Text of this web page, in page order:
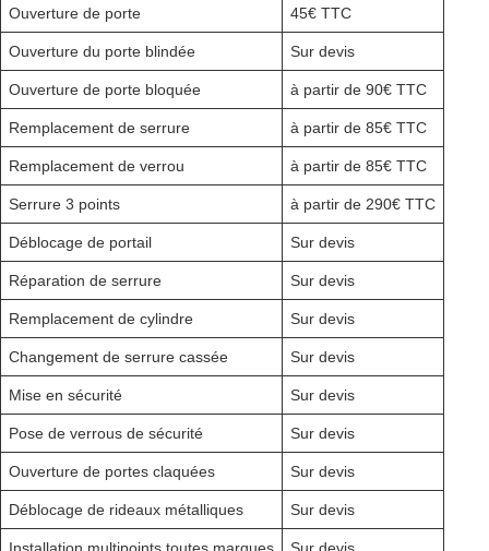
Ouverture de porte 45€ TTC
Ouverture du porte blindée Sur devis
Ouverture de porte bloquée à partir de 90€ TTC
Remplacement de serrure à partir de 85€ TTC
Remplacement de verrou à partir de 85€ TTC
Serrure 3 points à partir de 290€ TTC
Déblocage de portail Sur devis
Réparation de serrure Sur devis
Remplacement de cylindre Sur devis
Changement de serrure cassée Sur devis
Mise en sécurité Sur devis
Pose de verrous de sécurité Sur devis
Ouverture de portes claquées Sur devis
Déblocage de rideaux métalliques Sur devis
Installation multipoints toutes marques Sur devis